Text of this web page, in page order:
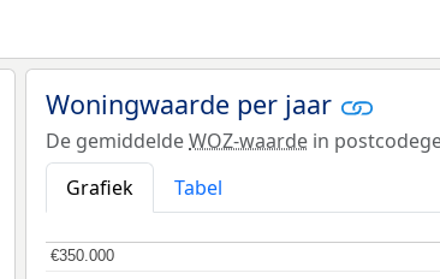
Woningwaarde per jaar
De gemiddeldeWOZ-waarde in
Grafiek
Tabel
€350.000
€350.000